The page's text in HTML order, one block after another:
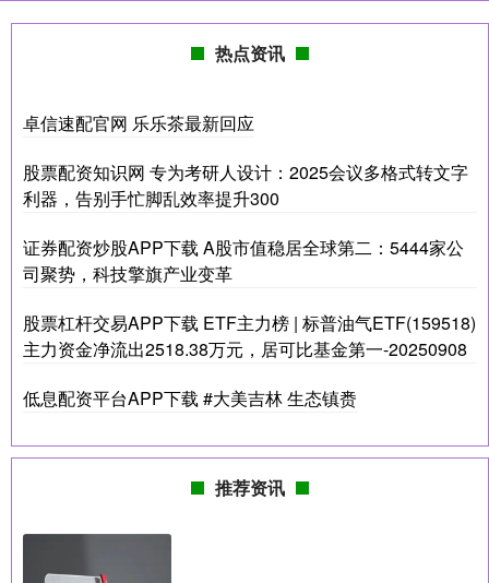
热点资讯
卓信速配官网 乐乐茶最新回应
股票配资知识网 专为考研人设计：2025会议多格式转文字
利器，告别手忙脚乱效率提升300
证券配资炒股APP下载 A股市值稳居全球第二：5444家公
司聚势，科技擎旗产业变革
股票杠杆交易APP下载 ETF主力榜 | 标普油气ETF(159518)
主力资金净流出2518.38万元，居可比基金第一-20250908
低息配资平台APP下载 #大美吉林 生态镇赉
推荐资讯